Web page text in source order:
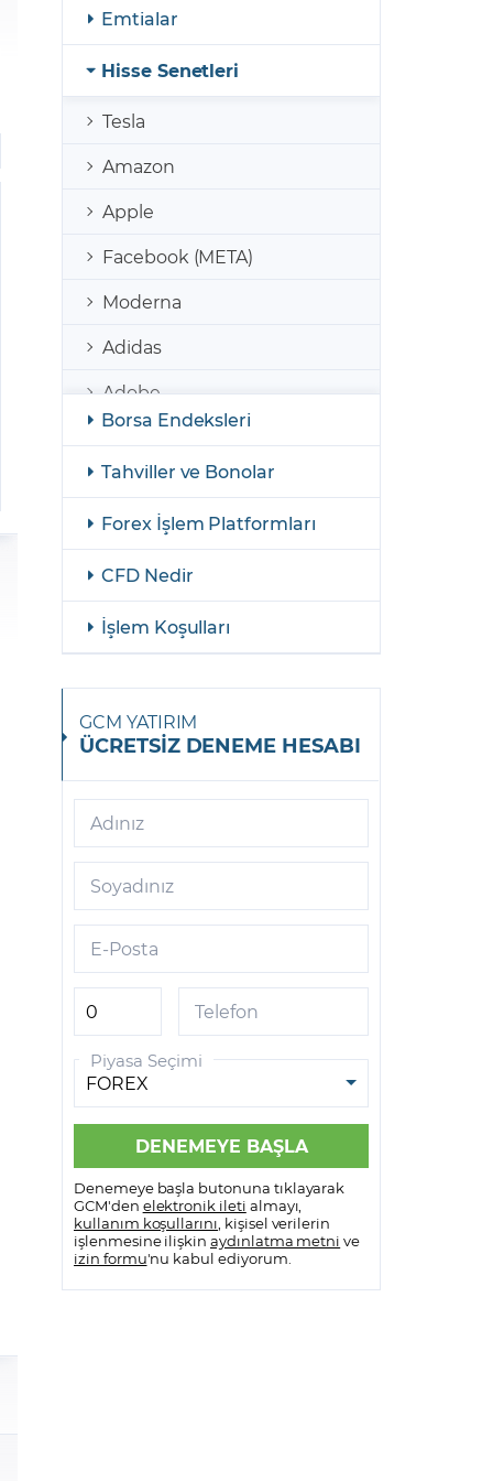
GCM Borsa Trader Eğitim Videoları
Emtialar
Hisse Senetleri
Tesla
Amazon
Apple
Facebook (META)
Moderna
Adidas
Adobe
Coinbase
AliBaba
Allianz
American Airlines Group
AT&T
Aurora
Axa
Baidu
Banco Santander
Bank of America
BG Group
Barclays
Bayer
Berkshire Hathaway
Beyond Meat
BNP Paribas
Borsa Endeksleri
Tahviller ve Bonolar
Forex İşlem Platformları
CFD Nedir
İşlem Koşulları
GCM YATIRIM
ÜCRETSİZ DENEME HESABI
Adınız
Soyadınız
E-Posta
Telefon
Piyasa Seçimi
Denemeye başla butonuna tıklayarak
GCM'den elektronik ileti almayı,
kullanım koşullarını , kişisel verilerin
işlenmesine ilişkin aydınlatma metni ve
izin formu'nu kabul ediyorum.